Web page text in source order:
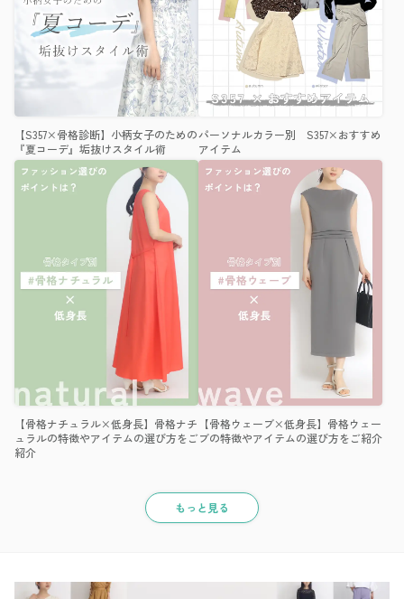
【S357×骨格診断】小柄女子のための
『夏コーデ』垢抜けスタイル術
パーソナルカラー別 S357×おすすめ
アイテム
【骨格ナチュラル×低身長】骨格ナチ
ュラルの特徴やアイテムの選び方をご
紹介
【骨格ウェーブ×低身長】骨格ウェー
ブの特徴やアイテムの選び方をご紹介
もっと見る